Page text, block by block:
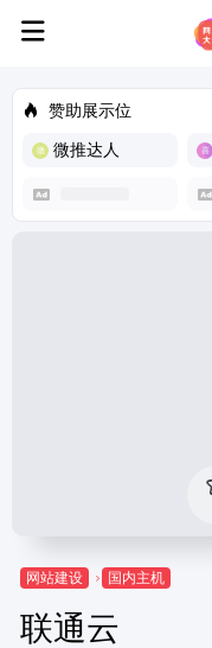
赞助展示位
微推达人
网站建设 国内主机
联通云